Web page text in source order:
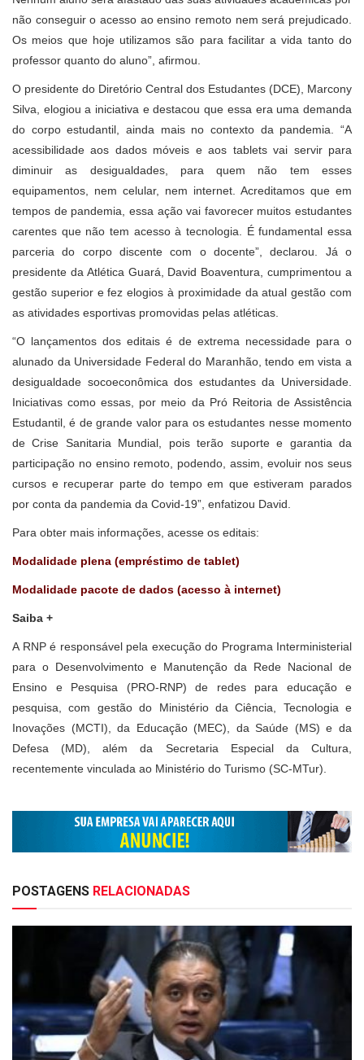
não conseguir o acesso ao ensino remoto nem será prejudicado.
Os meios que hoje utilizamos são para facilitar a vida tanto do
professor quanto do aluno”, afirmou.
O presidente do Diretório Central dos Estudantes (DCE), Marcony
Silva, elogiou a iniciativa e destacou que essa era uma demanda
do corpo estudantil, ainda mais no contexto da pandemia. “A
acessibilidade aos dados móveis e aos tablets vai servir para
diminuir as desigualdades, para quem não tem esses
equipamentos, nem celular, nem internet. Acreditamos que em
tempos de pandemia, essa ação vai favorecer muitos estudantes
carentes que não tem acesso à tecnologia. É fundamental essa
parceria do corpo discente com o docente”, declarou. Já o
presidente da Atlética Guará, David Boaventura, cumprimentou a
gestão superior e fez elogios à proximidade da atual gestão com
as atividades esportivas promovidas pelas atléticas.
“O lançamentos dos editais é de extrema necessidade para o
alunado da Universidade Federal do Maranhão, tendo em vista a
desigualdade socoeconômica dos estudantes da Universidade.
Iniciativas como essas, por meio da Pró Reitoria de Assistência
Estudantil, é de grande valor para os estudantes nesse momento
de Crise Sanitaria Mundial, pois terão suporte e garantia da
participação no ensino remoto, podendo, assim, evoluir nos seus
cursos e recuperar parte do tempo em que estiveram parados
por conta da pandemia da Covid-19”, enfatizou David.
Para obter mais informações, acesse os editais:
Modalidade plena (empréstimo de tablet)
Modalidade pacote de dados (acesso à internet)
Saiba +
A RNP é responsável pela execução do Programa Interministerial
para o Desenvolvimento e Manutenção da Rede Nacional de
Ensino e Pesquisa (PRO-RNP) de redes para educação e
pesquisa, com gestão do Ministério da Ciência, Tecnologia e
Inovações (MCTI), da Educação (MEC), da Saúde (MS) e da
Defesa (MD), além da Secretaria Especial da Cultura,
recentemente vinculada ao Ministério do Turismo (SC-MTur).
POSTAGENS RELACIONADAS